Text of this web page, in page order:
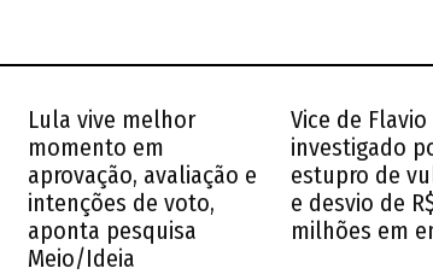
Lula vive melhor
momento em
aprovação, avaliação e
intenções de voto,
aponta pesquisa
Meio/Ideia
Vice de Flavio
investigado
estupro de
e desvio de
milhões em